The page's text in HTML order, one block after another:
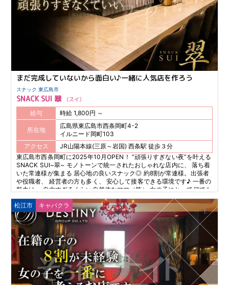
まだ完成していないから面白い♪一緒に人気店を作ろう
スナック 東広島市
SNACK SUI 翠 スイ
給与 時給 1,800円 ～
所在地
広島県東広島市西条岡町4-2
イルニード岡町103
アクセス
JR山陽本線(三原～岩国) 西条駅 徒歩３分
東広島市西条岡町に2025年10月OPEN！ “頑張りすぎない夜”を叶える
SNACK SUI~翠~ モノトーンで統一されたおしゃれな店内に、 落ち着
いた常連様が集まる 居心地の良いスナック◎ 約8割が常連様。出張者
や役職者、 経営者の方も多く、 安心して接客できる環境です♪ 一番の
魅力は、 自由すぎるくらい自然体なママ（笑） 女の子にとって何でも
話せる お姉ちゃん的存在◎ ノルマ・罰金・無理な営業なし。 気を張
りすぎず、自分らしく “ゆるく楽しく”働けるお店です
松江市 キャバクラ